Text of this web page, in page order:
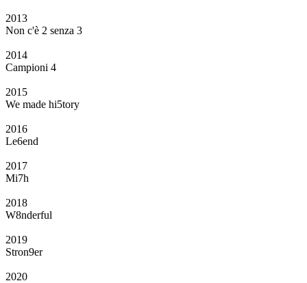
2013
Non c'è 2 senza 3
2014
Campioni 4
2015
We made hi5tory
2016
Le6end
2017
Mi7h
2018
W8nderful
2019
Stron9er
2020